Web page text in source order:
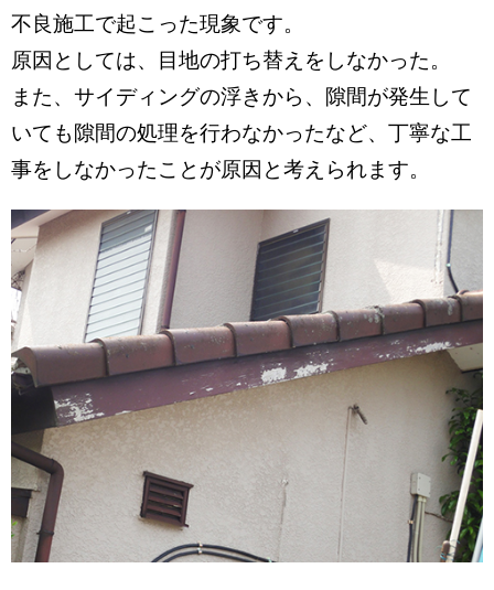
不良施工で起こった現象です。
原因としては、目地の打ち替えをしなかった。
また、サイディングの浮きから、隙間が発生して
いても隙間の処理を行わなかったなど、丁寧な工
事をしなかったことが原因と考えられます。